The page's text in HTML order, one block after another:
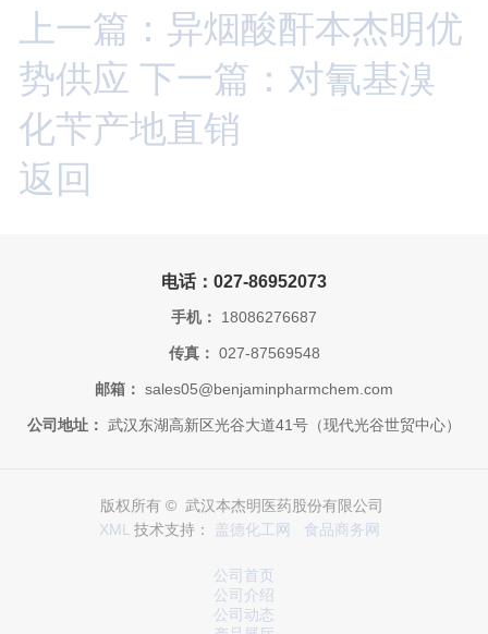
上一篇：异烟酸酐本杰明优
势供应 下一篇：对氰基溴
化苄产地直销
返回
电话：027-86952073
手机： 18086276687
传真： 027-87569548
邮箱： sales05@benjaminpharmchem.com
公司地址： 武汉东湖高新区光谷大道41号（现代光谷世贸中心）
版权所有 © 武汉本杰明医药股份有限公司
XML 技术支持： 盖德化工网 食品商务网
公司首页
公司介绍
公司动态